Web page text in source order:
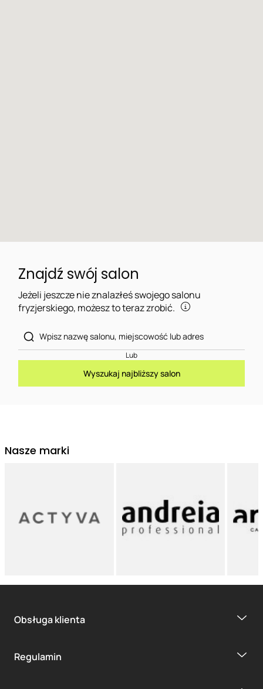
Znajdź swój salon
Jeżeli jeszcze nie znalazłeś swojego salonu
fryzjerskiego, możesz to teraz zrobić.
Lub
Wyszukaj najbliższy salon
Nasze marki
Obsługa klienta
Regulamin